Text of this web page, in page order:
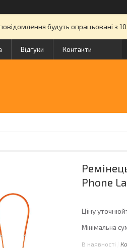
будуть опрацьовані
Відгуки Контакти
Phone
Ціну
Мінімальна
В наявності